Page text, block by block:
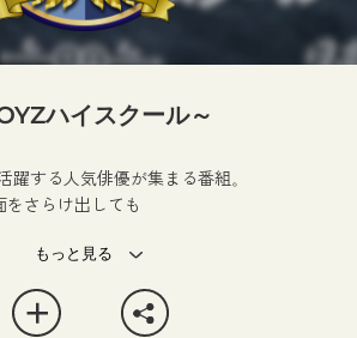
ハイスクール～
躍する人気俳優が集まる番組。
さらけ出しても
あらわになっていく学園バラエティです！